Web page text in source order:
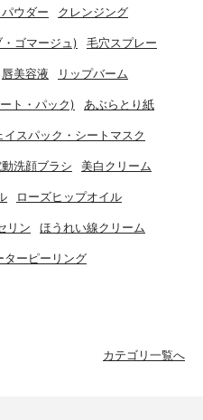
ウダー クレンジング
ゴマージュ) 毛穴スプレー
唇美容液 リップバーム
ト・パック) あぶらとり紙
イスパック・シートマスク
動洗顔ブラシ 美白クリーム
ローズヒップオイル
リン ほうれい線クリーム
ターピーリング
カテゴリ一覧へ